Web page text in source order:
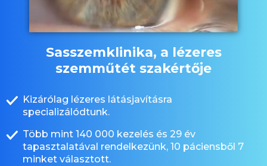
Sasszemklinika, a lézeres
szemműtét szakértője
Kizárólag lézeres látásjavításra
specializálódtunk.
Több mint 140 000 kezelés és 29 év
tapasztalatával rendelkezünk, 10 páciensből 7
minket választott.